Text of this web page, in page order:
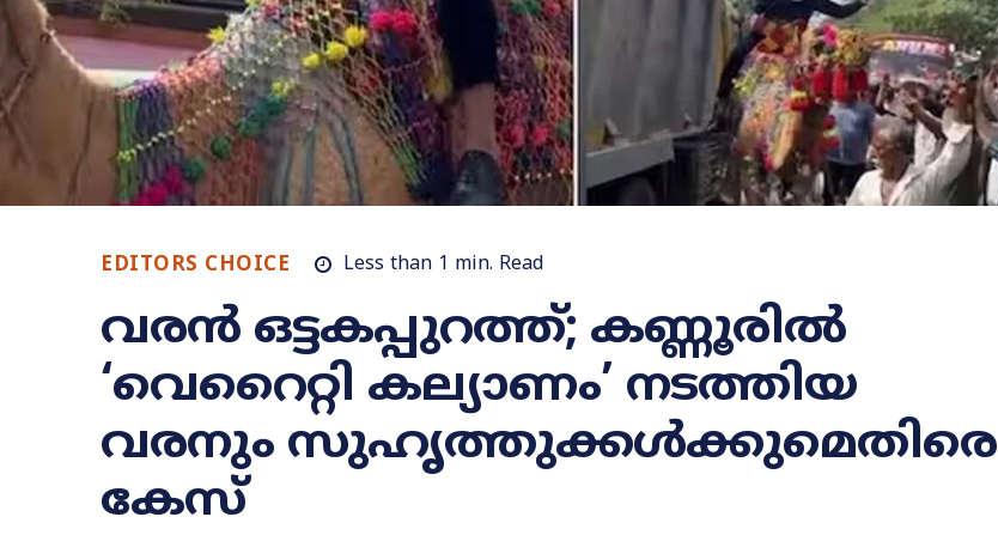
EDITORS CHOICE Less than 1 min. Read
വരൻ ഒട്ടകപ്പുറത്ത്; കണ്ണൂരിൽ
‘വെറൈറ്റി കല്യാണം’ നടത്തിയ
വരനും സുഹൃത്തുക്കൾക്കുമെതിരെ
കേസ്